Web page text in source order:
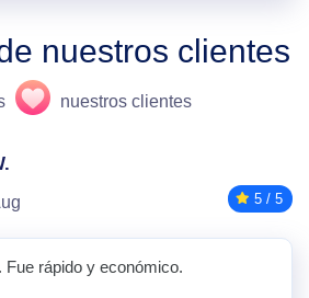
nuestros clientes
nuestros clientes
5 / 5
rápido y económico.